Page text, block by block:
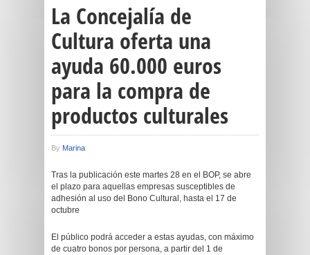
La Concejalía de
Cultura oferta una
ayuda 60.000 euros
para la compra de
productos culturales
By Marina
Tras la publicación este martes 28 en el BOP, se abre
el plazo para aquellas empresas susceptibles de
adhesión al uso del Bono Cultural, hasta el 17 de
octubre
El público podrá acceder a estas ayudas, con máximo
de cuatro bonos por persona, a partir del 1 de